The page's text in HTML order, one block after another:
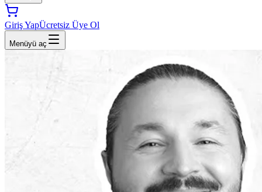
Giriş YapÜcretsiz Üye Ol
Menüyü aç